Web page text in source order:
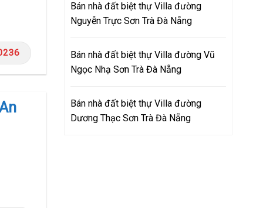
Bán nhà đất biệt thự Villa đường
Nguyễn Trực Sơn Trà Đà Nẵng
Bán nhà đất biệt thự Villa đường Vũ
Ngọc Nhạ Sơn Trà Đà Nẵng
Bán nhà đất biệt thự Villa đường
Dương Thạc Sơn Trà Đà Nẵng